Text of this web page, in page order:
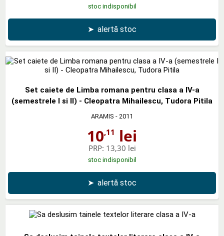
stoc indisponibil
➤ alertă stoc
Set caiete de Limba romana pentru clasa a IV-a
(semestrele I si II) - Cleopatra Mihailescu, Tudora Pitila
ARAMIS - 2011
10,11 lei
PRP: 13,30 lei
stoc indisponibil
➤ alertă stoc